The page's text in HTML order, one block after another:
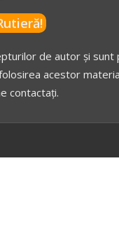
de autor și
acestor
contactați.